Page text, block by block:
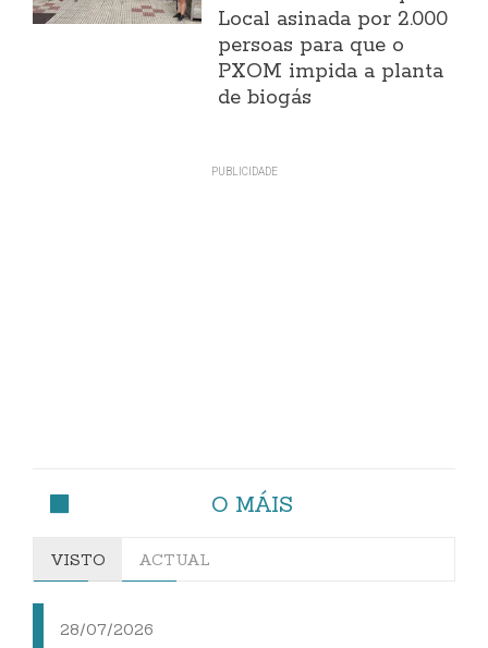
Local asinada por 2.000
persoas para que o
PXOM impida a planta
de biogás
O MÁIS
VISTO ACTUAL
28/07/2026